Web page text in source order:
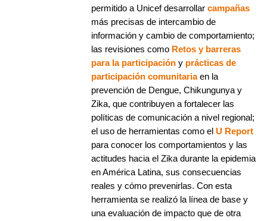
permitido a Unicef desarrollar campañas
más precisas de intercambio de
información y cambio de comportamiento;
las revisiones como Retos y barreras
para la participación y prácticas de
participación comunitariaen la
prevención de Dengue, Chikungunya y
Zika, que contribuyen a fortalecer las
políticas de comunicación a nivel regional;
el uso de herramientas como el U Report
para conocer los comportamientos y las
actitudes hacia el Zika durante la epidemia
en América Latina, sus consecuencias
reales y cómo prevenirlas. Con esta
herramienta se realizó la línea de base y
una evaluación de impacto que de otra